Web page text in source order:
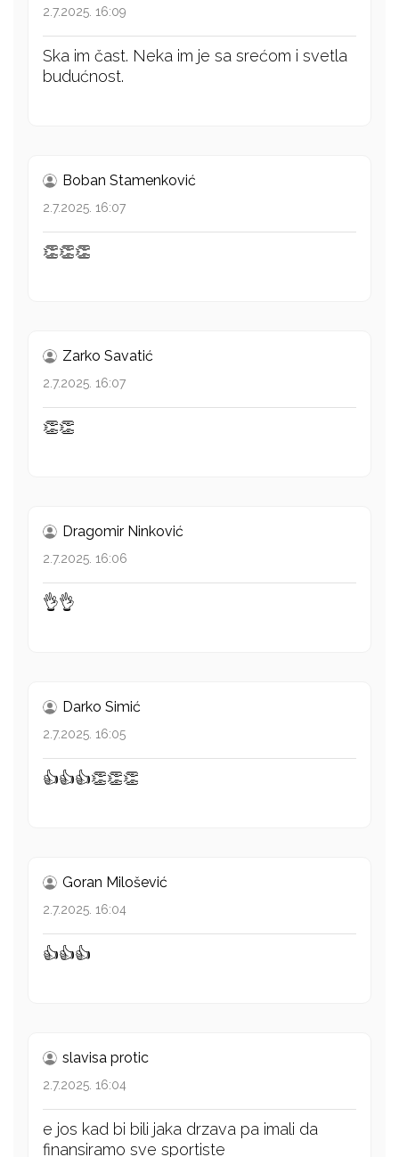
2.7.2025. 16:09
Ska im čast. Neka im je sa srećom i svetla
budućnost.
Boban Stamenković
2.7.2025. 16:07
👏👏👏
Zarko Savatić
2.7.2025. 16:07
👏👏
Dragomir Ninković
2.7.2025. 16:06
👌👌
Darko Simić
2.7.2025. 16:05
👍👍👍👏👏👏
Goran Milošević
2.7.2025. 16:04
👍👍👍
slavisa protic
2.7.2025. 16:04
e jos kad bi bili jaka drzava pa imali da
finansiramo sve sportiste